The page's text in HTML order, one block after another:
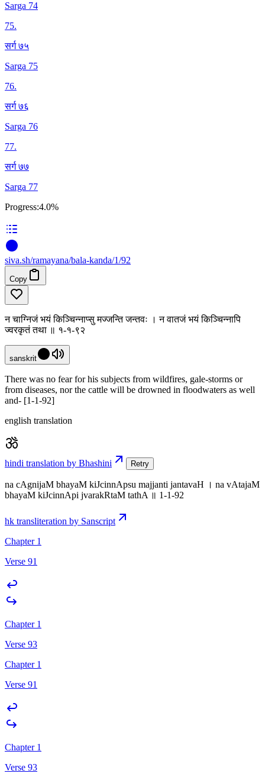
Sarga 74
75.
सर्ग ७५
Sarga 75
76.
सर्ग ७६
Sarga 76
77.
सर्ग ७७
Sarga 77
Progress:4.0%
siva.sh/ramayana/bala-kanda/1/92
Copy
न चाग्निजं भयं किञ्चिन्नाप्सु मज्जन्ति जन्तवः । न वातजं भयं किञ्चिन्नापि
ज्वरकृतं तथा ॥ १-१-९२
sanskrit
There was no fear for his subjects from wildfires, gale-storms or
from diseases, nor the cattle will be drowned in floodwaters as well
and- [1-1-92]
english translation
hindi translation by Bhashini Retry
na cAgnijaM bhayaM kiJcinnApsu majjanti jantavaH । na vAtajaM
bhayaM kiJcinnApi jvarakRtaM tathA ॥ 1-1-92
hk transliteration by Sanscript
Chapter 1
Verse 91
Chapter 1
Verse 93
Chapter 1
Verse 91
Chapter 1
Verse 93